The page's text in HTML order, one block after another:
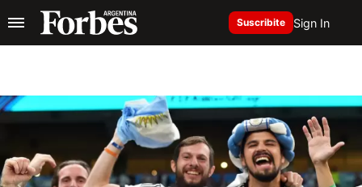
Suscribite Sign In